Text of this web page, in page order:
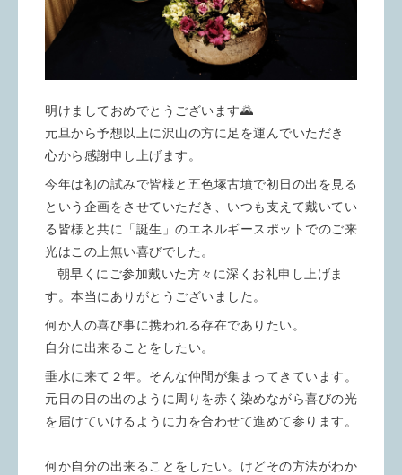
明けましておめでとうございます🌄
元旦から予想以上に沢山の方に足を運んでいただき
心から感謝申し上げます。
今年は初の試みで皆様と五色塚古墳で初日の出を見る
という企画をさせていただき、いつも支えて戴いてい
る皆様と共に「誕生」のエネルギースポットでのご来
光はこの上無い喜びでした。
朝早くにご参加戴いた方々に深くお礼申し上げま
す。本当にありがとうございました。
何か人の喜び事に携われる存在でありたい。
自分に出来ることをしたい。
垂水に来て２年。そんな仲間が集まってきています。
元日の日の出のように周りを赤く染めながら喜びの光
を届けていけるように力を合わせて進めて参ります。
何か自分の出来ることをしたい。けどその方法がわか